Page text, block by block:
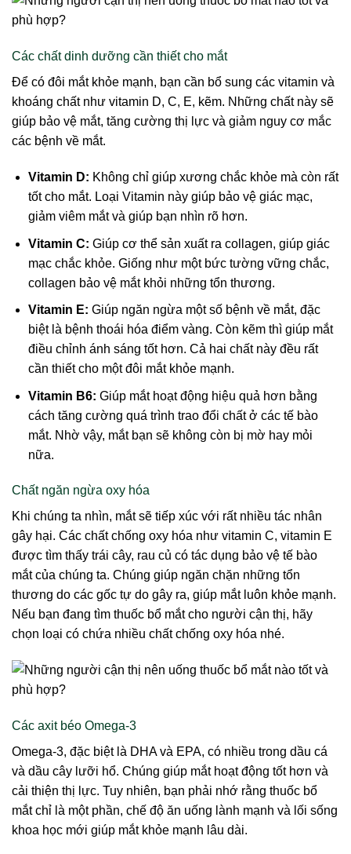
Các chất dinh dưỡng cần thiết cho mắt
Để có đôi mắt khỏe mạnh, bạn cần bổ sung các vitamin và
khoáng chất như vitamin D, C, E, kẽm. Những chất này sẽ
giúp bảo vệ mắt, tăng cường thị lực và giảm nguy cơ mắc
các bệnh về mắt.
Vitamin D: Không chỉ giúp xương chắc khỏe mà còn rất
tốt cho mắt. Loại Vitamin này giúp bảo vệ giác mạc,
giảm viêm mắt và giúp bạn nhìn rõ hơn.
Vitamin C: Giúp cơ thể sản xuất ra collagen, giúp giác
mạc chắc khỏe. Giống như một bức tường vững chắc,
collagen bảo vệ mắt khỏi những tổn thương.
Vitamin E: Giúp ngăn ngừa một số bệnh về mắt, đặc
biệt là bệnh thoái hóa điểm vàng. Còn kẽm thì giúp mắt
điều chỉnh ánh sáng tốt hơn. Cả hai chất này đều rất
cần thiết cho một đôi mắt khỏe mạnh.
Vitamin B6: Giúp mắt hoạt động hiệu quả hơn bằng
cách tăng cường quá trình trao đổi chất ở các tế bào
mắt. Nhờ vậy, mắt bạn sẽ không còn bị mờ hay mỏi
nữa.
Chất ngăn ngừa oxy hóa
Khi chúng ta nhìn, mắt sẽ tiếp xúc với rất nhiều tác nhân
gây hại. Các chất chống oxy hóa như vitamin C, vitamin E
được tìm thấy trái cây, rau củ có tác dụng bảo vệ tế bào
mắt của chúng ta. Chúng giúp ngăn chặn những tổn
thương do các gốc tự do gây ra, giúp mắt luôn khỏe mạnh.
Nếu bạn đang tìm thuốc bổ mắt cho người cận thị, hãy
chọn loại có chứa nhiều chất chống oxy hóa nhé.
Các axit béo Omega-3
Omega-3, đặc biệt là DHA và EPA, có nhiều trong dầu cá
và dầu cây lưỡi hổ. Chúng giúp mắt hoạt động tốt hơn và
cải thiện thị lực. Tuy nhiên, bạn phải nhớ rằng thuốc bổ
mắt chỉ là một phần, chế độ ăn uống lành mạnh và lối sống
khoa học mới giúp mắt khỏe mạnh lâu dài.